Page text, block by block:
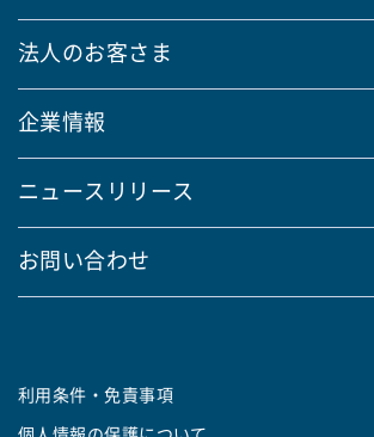
法人のお客さま
企業情報
ニュースリリース
お問い合わせ
利用条件・免責事項